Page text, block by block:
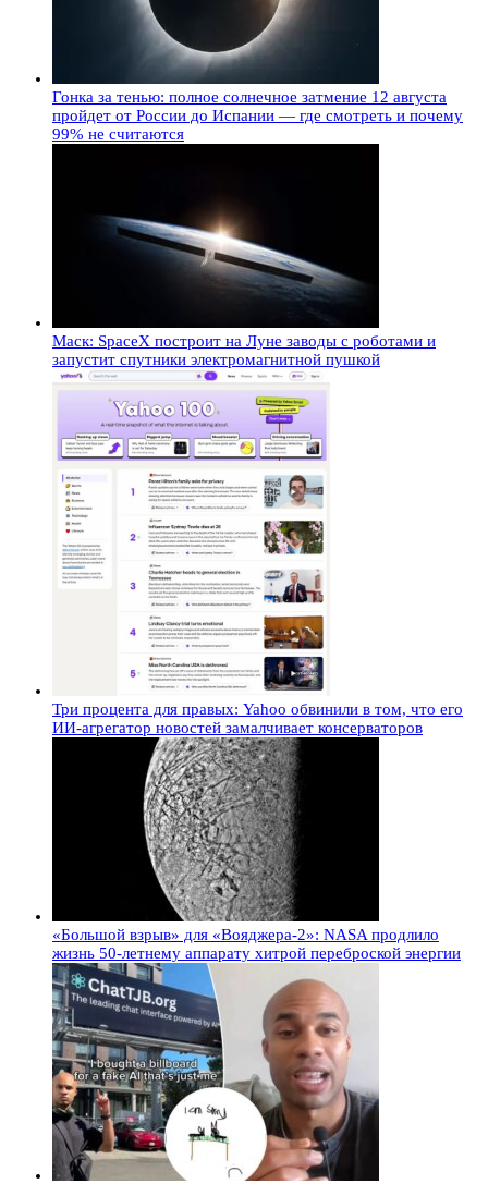
Гонка за тенью: полное солнечное затмение 12 августа
пройдет от России до Испании — где смотреть и почему
99% не считаются
Маск: SpaceX построит на Луне заводы с роботами и
запустит спутники электромагнитной пушкой
Три процента для правых: Yahoo обвинили в том, что его
ИИ-агрегатор новостей замалчивает консерваторов
«Большой взрыв» для «Вояджера-2»: NASA продлило
жизнь 50-летнему аппарату хитрой переброской энергии